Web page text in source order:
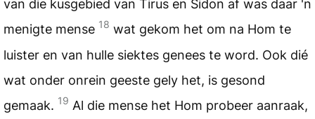
van die kusgebied van Tirus en Sidon af was daar 'n
menigte mense 18 wat gekom het om na Hom te
luister en van hulle siektes genees te word. Ook dié
wat onder onrein geeste gely het, is gesond
gemaak. 19 Al die mense het Hom probeer aanraak,